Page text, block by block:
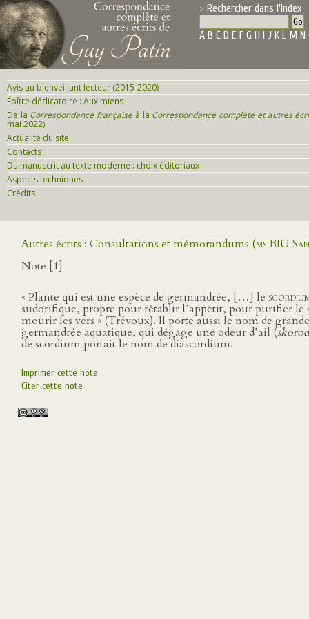
Rechercher dans l'Index
A B C D E F G H I J K L M N